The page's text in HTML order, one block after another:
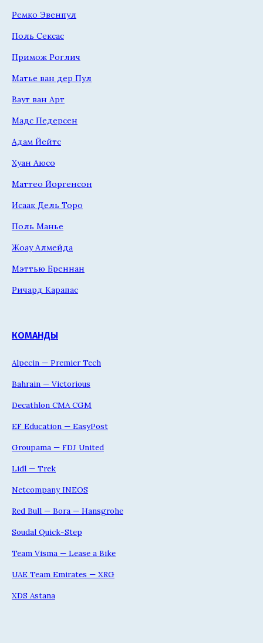
Ремко Эвенпул
Поль Сексас
Примож Роглич
Матье ван дер Пул
Ваут ван Арт
Мадс Педерсен
Адам Йейтс
Хуан Аюсо
Маттео Йоргенсон
Исаак Дель Торо
Поль Манье
Жоау Алмейда
Мэттью Бреннан
Ричард Карапас
КОМАНДЫ
Alpecin — Premier Tech
Bahrain — Victorious
Decathlon CMA CGM
EF Education — EasyPost
Groupama — FDJ United
Lidl — Trek
Netcompany INEOS
Red Bull — Bora — Hansgrohe
Soudal Quick-Step
Team Visma — Lease a Bike
UAE Team Emirates — XRG
XDS Astana